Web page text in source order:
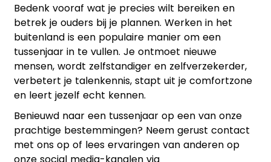
Bedenk vooraf wat je precies wilt bereiken en
betrek je ouders bij je plannen. Werken in het
buitenland is een populaire manier om een
tussenjaar in te vullen. Je ontmoet nieuwe
mensen, wordt zelfstandiger en zelfverzekerder,
verbetert je talenkennis, stapt uit je comfortzone
en leert jezelf echt kennen.
Benieuwd naar een tussenjaar op een van onze
prachtige bestemmingen? Neem gerust contact
met ons op of lees ervaringen van anderen op
onze social media-kanalen via